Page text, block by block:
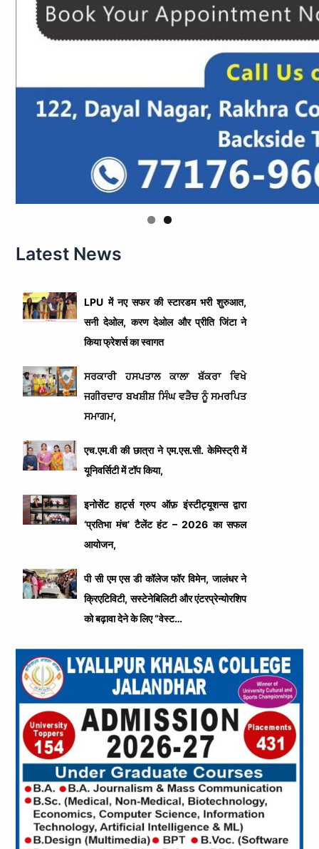
Latest News
LPU में नए सफर की स्टारडम भरी शुरुआत,
सनी देओल, करण देओल और प्रीति जिंटा ने
किया फ्रेशर्स का स्वागत
ਸਰਕਾਰੀ ਹਸਪਤਾਲ ਕਾਲਾ ਬੱਕਰਾ ਵਿਖੇ
ਜਗੀਰਦਾਰ ਬਖਸ਼ੀਸ਼ ਸਿੰਘ ਵੜੈਚ ਨੂੰ ਸਮਰਪਿਤ
ਸਮਾਗਮ,
एच.एम.वी की छात्रा ने एम.एस.सी. केमिस्ट्री में
यूनिवर्सिटी में टॉप किया,
इनोसेंट हार्ट्स ग्रुप ऑफ़ इंस्टीट्यूशन्स द्वारा
‘प्रतिभा मंच’ टैलेंट हंट – 2026 का सफल
आयोजन,
पी सी एम एस डी कॉलेज फॉर विमेन, जालंधर ने
क्रिएटिविटी, सस्टेनेबिलिटी और एंटरप्रेन्योरशिप
को बढ़ावा देने के लिए “वेस्ट…